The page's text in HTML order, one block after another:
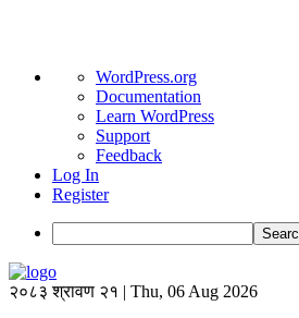
About
WordPress
WordPress.org
Documentation
Learn WordPress
Support
Feedback
Log In
Register
Search
२०८३ श्रावण २१ | Thu, 06 Aug 2026